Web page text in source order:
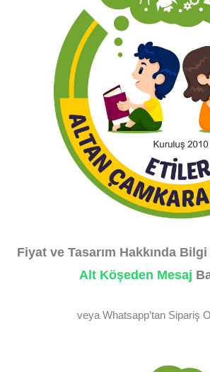
Fiyat ve Tasarım Hakkında
Alt Köşeden Mesaj
veya Whatsapp’tan Sipariş